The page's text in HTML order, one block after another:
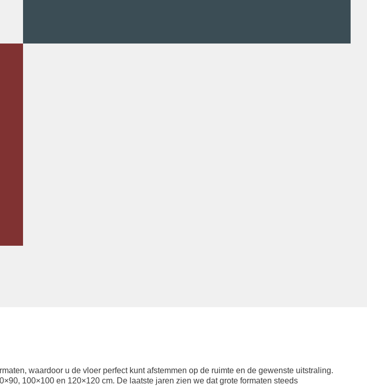
waardoor u de vloer perfect kunt afstemmen op de ruimte en de gewenste uitstraling.
100×100 en 120×120 cm. De laatste jaren zien we dat grote formaten steeds